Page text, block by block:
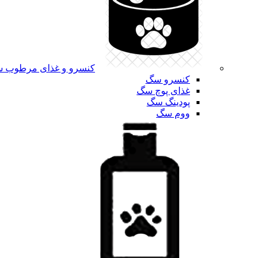
کنسرو و غذای
کنسرو سگ
غذای پوچ سگ
پودینگ سگ
ووم سگ